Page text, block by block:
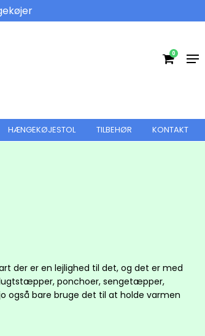
0
HÆNGEKØJESTOL TILBEHØR KONTAKT
der er en lejlighed til det, og det er med
ponchoer, sengetæpper,
også bare bruge det til at holde varmen